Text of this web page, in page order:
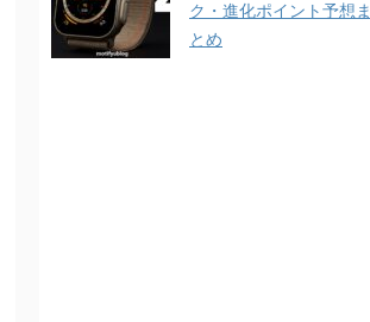
ク・進化ポイント予想ま
とめ